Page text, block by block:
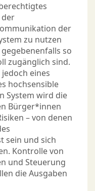
der
der
zu nutzen
so
zugänglich sind.
eines
hochsensible
System wird die
Bürger*innen
– von denen
sein und sich
Kontrolle von
und Steuerung
die Ausgaben